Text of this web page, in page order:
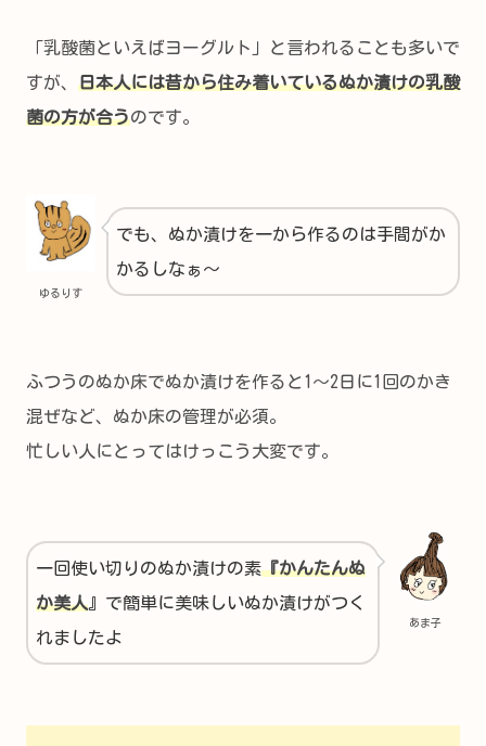
「乳酸菌といえばヨーグルト」と言われることも多いで
すが、 日本人には昔から住み着いているぬか漬けの乳酸
菌の方が合うのです。
ゆるりす
でも、ぬか漬けを一から作るのは手間がか
かるしなぁ～
ふつうのぬか床でぬか漬けを作ると1～2日に1回のかき
混ぜなど、ぬか床の管理が必須。
忙しい人にとってはけっこう大変です。
あま子
一回使い切りのぬか漬けの素『かんたんぬ
か美人 』で簡単に美味しいぬか漬けがつく
れましたよ